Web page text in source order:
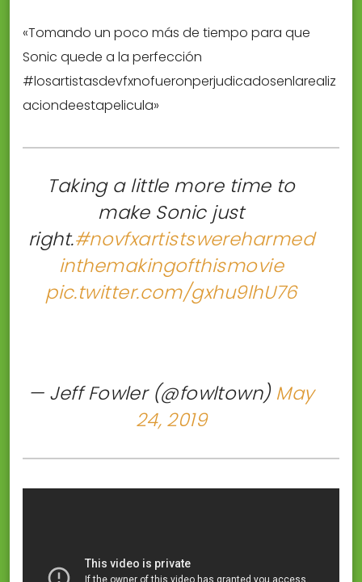
«Tomando un poco más de tiempo para que
Sonic quede a la perfección
#losartistasdevfxnofueronperjudicadosenlarealiz
aciondeestapelicula»
Taking a little more time to
make Sonic just
right.#novfxartistswereharmed
inthemakingofthismovie
pic.twitter.com/gxhu9lhU76
— Jeff Fowler (@fowltown) May
24, 2019